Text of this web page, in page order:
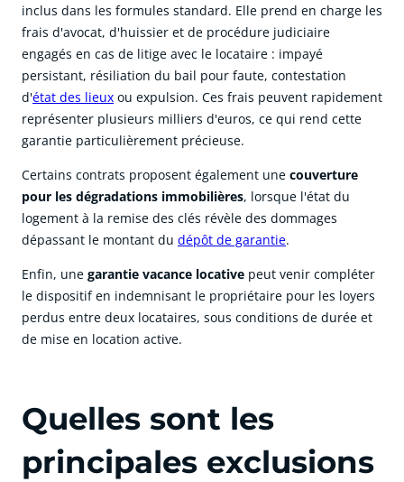
inclus dans les formules standard. Elle prend en charge les
frais d'avocat, d'huissier et de procédure judiciaire
engagés en cas de litige avec le locataire : impayé
persistant, résiliation du bail pour faute, contestation
d'état des lieux ou expulsion. Ces frais peuvent rapidement
représenter plusieurs milliers d'euros, ce qui rend cette
garantie particulièrement précieuse.
Certains contrats proposent également une couverture
pour les dégradations immobilières, lorsque l'état du
logement à la remise des clés révèle des dommages
dépassant le montant du dépôt de garantie.
Enfin, une garantie vacance locative peut venir compléter
le dispositif en indemnisant le propriétaire pour les loyers
perdus entre deux locataires, sous conditions de durée et
de mise en location active.
Quelles sont les
principales exclusions